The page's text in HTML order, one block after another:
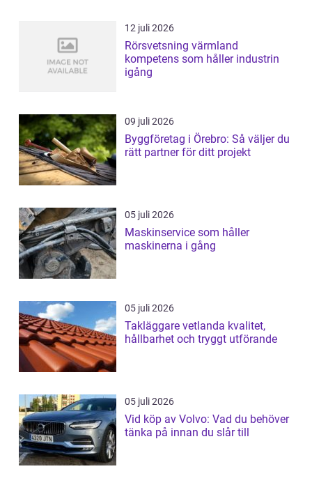
12 juli 2026
Rörsvetsning värmland
kompetens som håller industrin
igång
09 juli 2026
Byggföretag i Örebro: Så väljer du
rätt partner för ditt projekt
05 juli 2026
Maskinservice som håller
maskinerna i gång
05 juli 2026
Takläggare vetlanda kvalitet,
hållbarhet och tryggt utförande
05 juli 2026
Vid köp av Volvo: Vad du behöver
tänka på innan du slår till